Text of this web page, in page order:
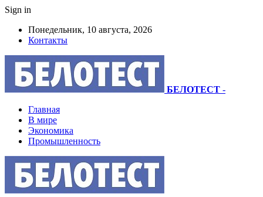
Sign in
Понедельник, 10 августа, 2026
Контакты
БЕЛОТЕСТ -
Главная
В мире
Экономика
Промышленность